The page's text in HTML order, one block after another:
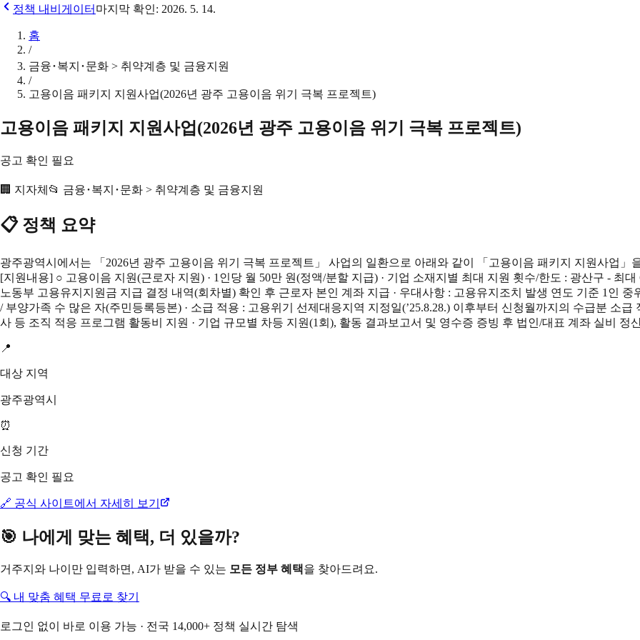
정책 내비게이터 마지막 확인: 2026. 5. 14.
홈
/
금융･복지･문화 > 취약계층 및 금융지원
/
고용이음 패키지 지원사업(2026년 광주 고용이음 위기 극복 프로젝트)
고용이음 패키지 지원사업(2026년 광주 고용이음 위기 극복 프로젝트)
공고 확인 필요
🏢 지자체 📂 금융･복지･문화 > 취약계층 및 금융지원
📋 정책 요약
광주광역시에서는 「2026년 광주 고용이음 위기 극복 프로젝트」 사업의 일환으로 아래와 같이 「고용이음 패키지 지원사업
[지원내용] ○ 고용이음 지원(근로자 지원) · 1인당 월 50만 원(정액/분할 지급) · 기업 소재지별 최대 지원 횟수/한도 : 광산구 - 최
노동부 고용유지지원금 지급 결정 내역(회차별) 확인 후 근로자 본인 계좌 지급 · 우대사항 : 고용유지조치 발생 연도 기준 1인
/ 부양가족 수 많은 자(주민등록등본) · 소급 적용 : 고용위기 선제대응지역 지정일(’25.8.28.) 이후부터 신청월까지의 수급분 소
사 등 조직 적응 프로그램 활동비 지원 · 기업 규모별 차등 지원(1회), 활동 결과보고서 및 영수증 증빙 후 법인/대표 계좌 실비 정
📍
대상 지역
광주광역시
⏰
신청 기간
공고 확인 필요
🔗 공식 사이트에서 자세히 보기
🎯 나에게 맞는 혜택, 더 있을까?
거주지와 나이만 입력하면, AI가 받을 수 있는 모든 정부 혜택을 찾아드려요.
🔍 내 맞춤 혜택 무료로 찾기
로그인 없이 바로 이용 가능 · 전국 14,000+ 정책 실시간 탐색